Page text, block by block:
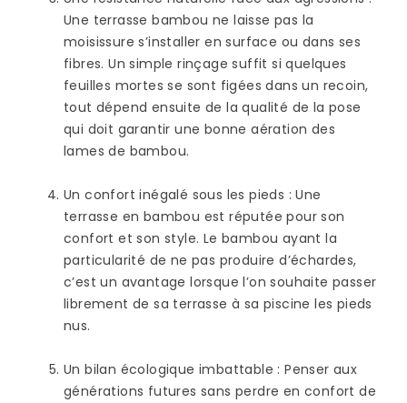
Une terrasse bambou ne laisse pas la
moisissure s’installer en surface ou dans ses
fibres. Un simple rinçage suffit si quelques
feuilles mortes se sont figées dans un recoin,
tout dépend ensuite de la qualité de la pose
qui doit garantir une bonne aération des
lames de bambou.
Un confort inégalé sous les pieds : Une
terrasse en bambou est réputée pour son
confort et son style. Le bambou ayant la
particularité de ne pas produire d’échardes,
c’est un avantage lorsque l’on souhaite passer
librement de sa terrasse à sa piscine les pieds
nus.
Un bilan écologique imbattable : Penser aux
générations futures sans perdre en confort de